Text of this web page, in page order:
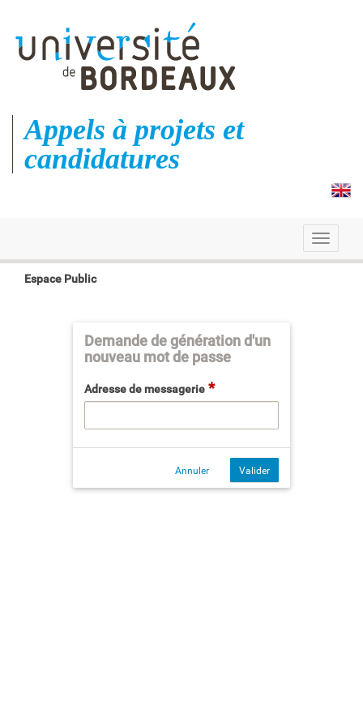
Appels à projets et
candidatures
Toggle
Espace Public
Demande de génération d'un
nouveau mot de passe
Adresse de messagerie *
Annuler Valider